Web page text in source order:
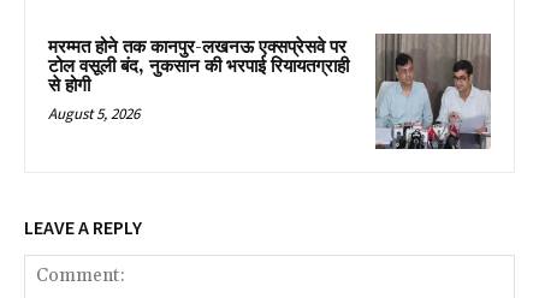
मरम्मत होने तक कानपुर-लखनऊ एक्सप्रेसवे पर
टोल वसूली बंद, नुकसान की भरपाई रियायतग्राही
से होगी
August 5, 2026
LEAVE A REPLY